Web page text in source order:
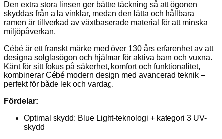
Den extra stora linsen ger bättre täckning så att ögonen
skyddas från alla vinklar, medan den lätta och hållbara
ramen är tillverkad av växtbaserade material för att minska
miljöpåverkan.
Cébé är ett franskt märke med över 130 års erfarenhet av att
designa solglasögon och hjälmar för aktiva barn och vuxna.
Känt för sitt fokus på säkerhet, komfort och funktionalitet,
kombinerar Cébé modern design med avancerad teknik –
perfekt för både lek och vardag.
Fördelar:
Optimal skydd: Blue Light-teknologi + kategori 3 UV-
skydd